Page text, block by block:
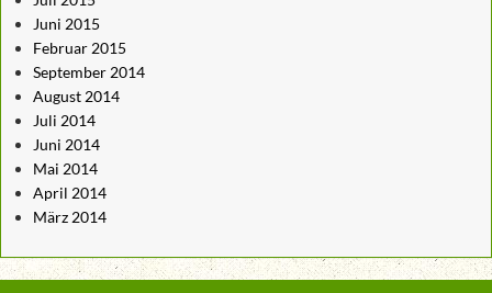
Juni 2015
Februar 2015
September 2014
August 2014
Juli 2014
Juni 2014
Mai 2014
April 2014
März 2014